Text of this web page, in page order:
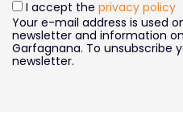
I accept the privacy policy
Your e-mail address is used
newsletter and information
Garfagnana. To unsubscribe
newsletter.